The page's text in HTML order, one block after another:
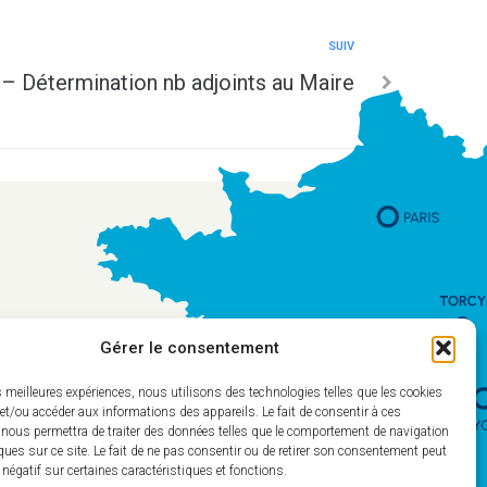
Gérer le consentement
meilleures expériences, nous utilisons des technologies telles que les cookies
ou accéder aux informations des appareils. Le fait de consentir à ces
permettra de traiter des données telles que le comportement de navigation
sur ce site. Le fait de ne pas consentir ou de retirer son consentement peut
négatif sur certaines caractéristiques et fonctions.
SUIV
Détermination nb adjoints au Maire